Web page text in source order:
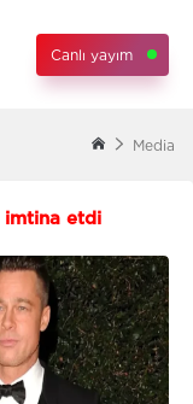
Canlı yayım
Media
imtina etdi